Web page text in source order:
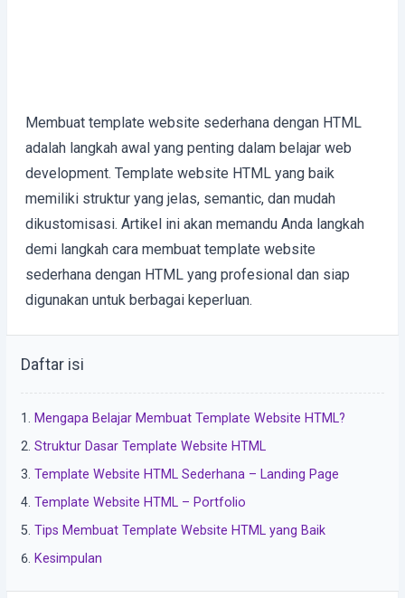
Membuat template website sederhana dengan HTML
adalah langkah awal yang penting dalam belajar web
development. Template website HTML yang baik
memiliki struktur yang jelas, semantic, dan mudah
dikustomisasi. Artikel ini akan memandu Anda langkah
demi langkah cara membuat template website
sederhana dengan HTML yang profesional dan siap
digunakan untuk berbagai keperluan.
Daftar isi
Mengapa Belajar Membuat Template Website HTML?
Struktur Dasar Template Website HTML
Template Website HTML Sederhana – Landing Page
Template Website HTML – Portfolio
Tips Membuat Template Website HTML yang Baik
Kesimpulan